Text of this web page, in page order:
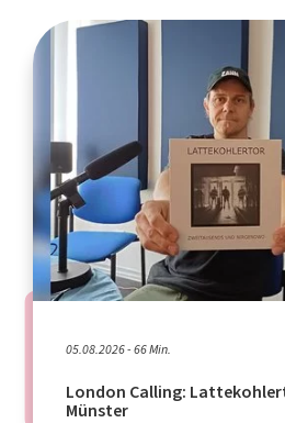
05.08.2026 - 66 Min.
London Calling:
Münster